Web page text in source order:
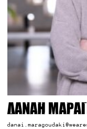
Δανάη